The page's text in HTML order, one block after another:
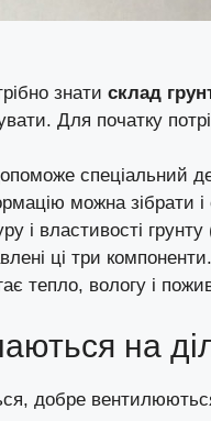
знати склад
Для початку
спеціальний
можна зібрати
і властивості
ці три
тепло, вологу і
на
добре